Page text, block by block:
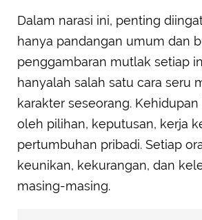
Dalam narasi ini, penting
hanya pandangan umum dan
penggambaran mutlak setiap
hanyalah salah satu cara seru
karakter seseorang.
oleh pilihan, keputusan, kerja
pertumbuhan pribadi. Setiap
keunikan, kekurangan, dan
masing-masing.